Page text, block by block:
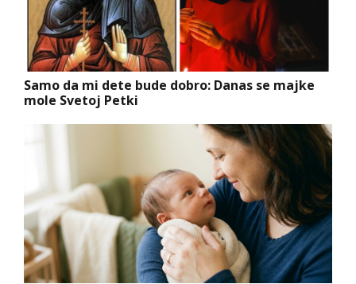
Samo da mi dete bude dobro: Danas se majke
mole Svetoj Petki